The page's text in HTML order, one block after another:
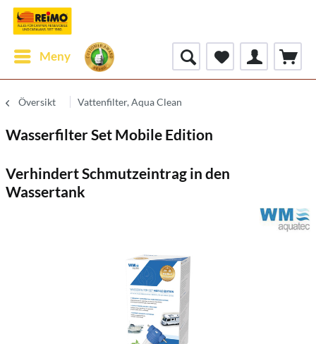
Meny
Översikt Vattenfilter, Aqua Clean
Wasserfilter Set Mobile Edition
Verhindert Schmutzeintrag in den
Wassertank